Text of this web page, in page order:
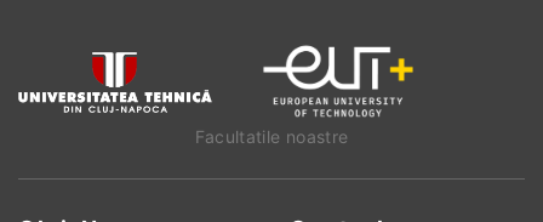
Facultatile noastre